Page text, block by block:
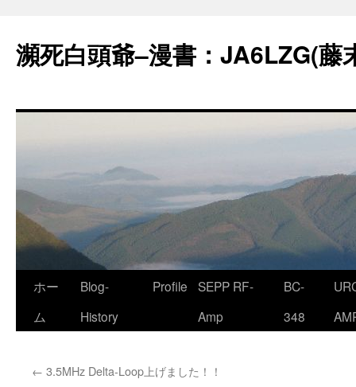
テ
ン
ス
瀕死白頭爺–漫書：JA6LZG(藤
ホー
ム
Blog-
History
Profile
SEPP RF-
Amp
BC-
348
← 3.5MHz Delta-Loop上げました！！